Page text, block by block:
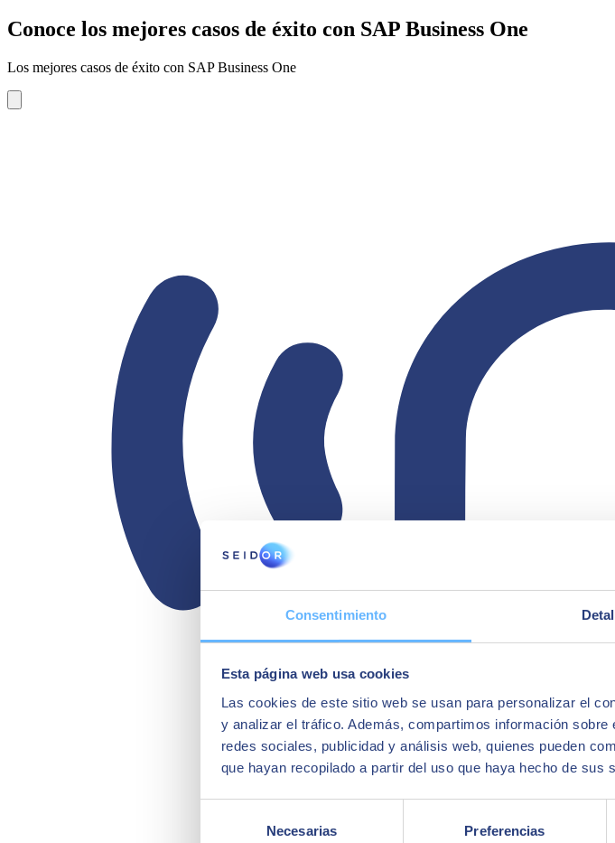
Consentimiento
Esta página web usa cookies
Las cookies de este sitio web se usan para personalizar el
y analizar el tráfico. Además, compartimos información
redes sociales, publicidad y análisis web, quienes pueden
que hayan recopilado a partir del uso que haya hecho de sus
Necesarias Preferencias
Conoce los mejores casos de éxito con SAP Business One
Los mejores casos de éxito con SAP Business One